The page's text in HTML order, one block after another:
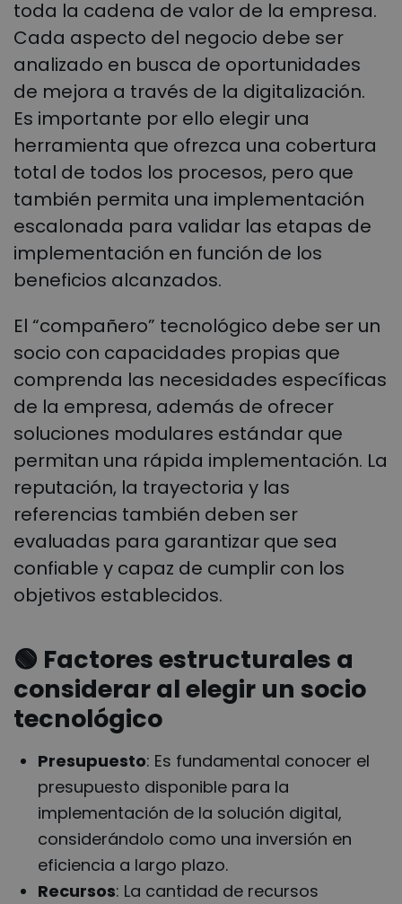
toda la cadena de valor de la empresa.
Cada aspecto del negocio debe ser
analizado en busca de oportunidades
de mejora a través de la digitalización.
Es importante por ello elegir una
herramienta que ofrezca una cobertura
total de todos los procesos, pero que
también permita una implementación
escalonada para validar las etapas de
implementación en función de los
beneficios alcanzados.
El “compañero” tecnológico debe ser un
socio con capacidades propias que
comprenda las necesidades específicas
de la empresa, además de ofrecer
soluciones modulares estándar que
permitan una rápida implementación. La
reputación, la trayectoria y las
referencias también deben ser
evaluadas para garantizar que sea
confiable y capaz de cumplir con los
objetivos establecidos.
🟢 Factores estructurales a
considerar al elegir un socio
tecnológico
Presupuesto: Es fundamental conocer el
presupuesto disponible para la
implementación de la solución digital,
considerándolo como una inversión en
eficiencia a largo plazo.
Recursos: La cantidad de recursos